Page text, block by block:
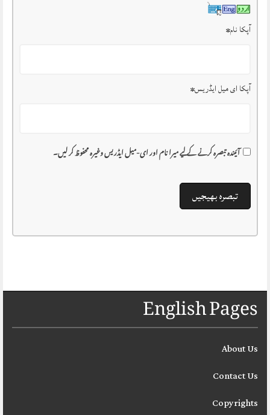
آپکا نام*
آپکا ای میل ایڈریس*
آئیندہ تبصرہ کرنے کے لیے میرا نام اور ای-میل ایڈریس وغیرہ محفوظ کر لیں۔
English Pages
About Us
Contact Us
Copyrights